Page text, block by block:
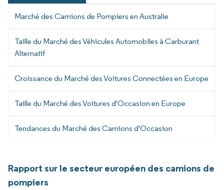
Marché des Camions de Pompiers en Australie
Taille du Marché des Véhicules Automobiles à Carburant
Alternatif
Croissance du Marché des Voitures Connectées en Europe
Taille du Marché des Voitures d'Occasion en Europe
Tendances du Marché des Camions d'Occasion
Rapport sur le secteur européen des camions de
pompiers